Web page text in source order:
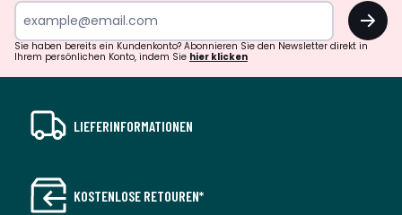
OK
Sie haben bereits ein Kundenkonto? Abonnieren Sie den Newsletter direkt in
Ihrem persönlichen Konto, indem Sie hier klicken
LIEFERINFORMATIONEN
KOSTENLOSE RETOUREN*